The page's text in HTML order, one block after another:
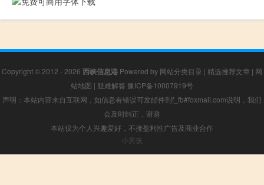
Copyright © 2012 - 2026 西峡信息港 Powered by 网站分类目录 | 精选推荐文章 | 网
站地图 | 疑难解答 豫ICP备10007919号
声明：本站内容来自互联网，如信息有错误可发邮件到f_fb#foxmail.com说明，我们
会及时纠正，谢谢
本站仅为个人兴趣爱好，不接盈利性广告及商业合作
小男孩